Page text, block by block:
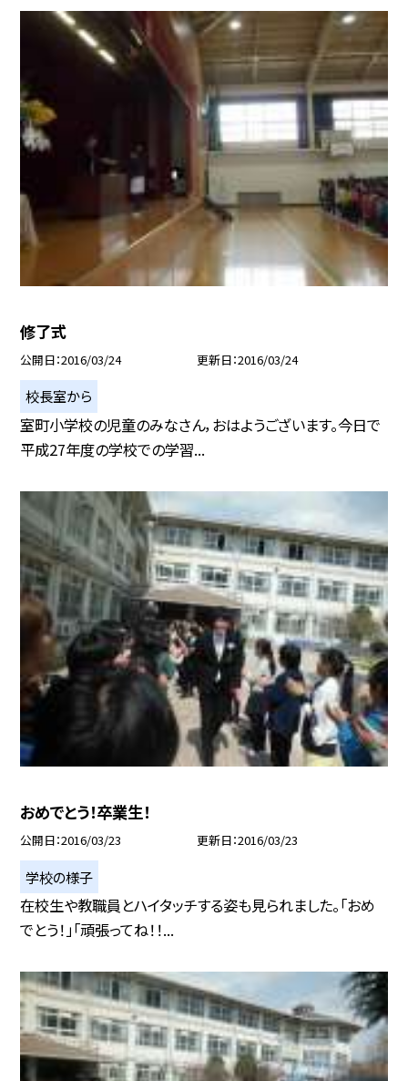
修了式
公開日 2016/03/24 更新日 2016/03/24
校長室から
室町小学校の児童のみなさん，おはようございます。今日で
平成27年度の学校での学習...
おめでとう！卒業生！
公開日 2016/03/23 更新日 2016/03/23
学校の様子
在校生や教職員とハイタッチする姿も見られました。「おめ
でとう！」「頑張ってね！！...